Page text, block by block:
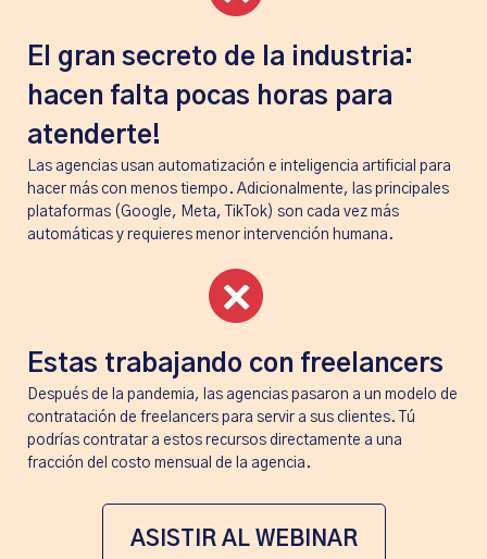
El gran secreto de la industria:
hacen falta pocas horas para
atenderte!
Las agencias usan automatización e inteligencia artificial para
hacer más con menos tiempo. Adicionalmente, las principales
plataformas (Google, Meta, TikTok) son cada vez más
automáticas y requieres menor intervención humana.
Estas trabajando con freelancers
Después de la pandemia, las agencias pasaron a un modelo de
contratación de freelancers para servir a sus clientes. Tú
podrías contratar a estos recursos directamente a una
fracción del costo mensual de la agencia.
ASISTIR AL WEBINAR